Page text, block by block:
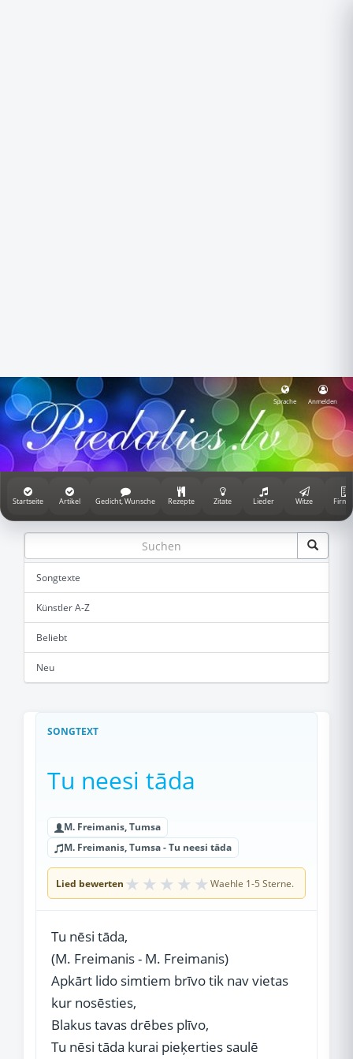
Sprache Anmelden
Startseite Artikel Gedicht, Wunsche Rezepte Zitate Lieder Witze
Songtexte
Künstler A-Z
Beliebt
Neu
SONGTEXT
Tu neesi tāda
M. Freimanis, Tumsa
M. Freimanis, Tumsa - Tu neesi tāda
Lied bewerten ★ ★ ★ ★ ★ Waehle 1-5 Sterne.
Tu nēsi tāda,
(M. Freimanis - M. Freimanis)
Apkārt lido simtiem brīvo tik nav vietas
kur nosēsties,
Blakus tavas drēbes plīvo,
Tu nēsi tāda kurai pieķerties saulē